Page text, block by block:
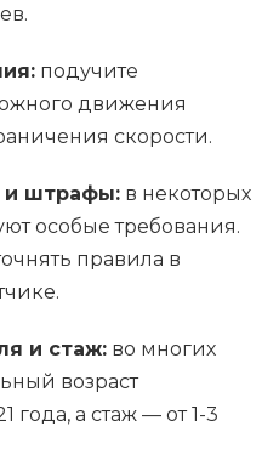
подучите
движения
скорости.
и штрафы: в некоторых
особые требования.
правила в
и стаж: во многих
возраст
года, а стаж — от 1-3